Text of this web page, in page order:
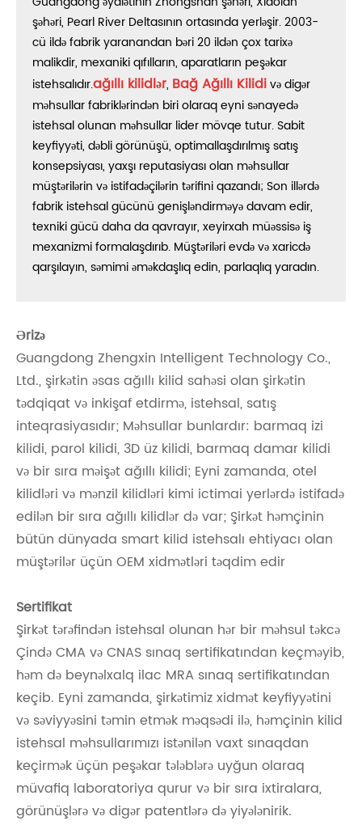
şəhəri, Pearl River Deltasının ortasında yerləşir. 2003-
cü ildə fabrik yaranandan bəri 20 ildən çox tarixə
malikdir, mexaniki qıfılların, aparatların peşəkar
istehsalıdır.ağıllı kilidlər, Bağ Ağıllı Kilidivə digər
məhsullar fabriklərindən biri olaraq eyni sənayedə
istehsal olunan məhsullar lider mövqe tutur. Sabit
keyfiyyəti, dəbli görünüşü, optimallaşdırılmış satış
konsepsiyası, yaxşı reputasiyası olan məhsullar
müştərilərin və istifadəçilərin tərifini qazandı; Son illərdə
fabrik istehsal gücünü genişləndirməyə davam edir,
texniki gücü daha da qavrayır, xeyirxah müəssisə iş
mexanizmi formalaşdırıb. Müştəriləri evdə və xaricdə
qarşılayın, səmimi əməkdaşlıq edin, parlaqlıq yaradın.
Ərizə
Guangdong Zhengxin Intelligent Technology Co.,
Ltd., şirkətin əsas ağıllı kilid sahəsi olan şirkətin
tədqiqat və inkişaf etdirmə, istehsal, satış
inteqrasiyasıdır; Məhsullar bunlardır: barmaq izi
kilidi, parol kilidi, 3D üz kilidi, barmaq damar kilidi
və bir sıra məişət ağıllı kilidi; Eyni zamanda, otel
kilidləri və mənzil kilidləri kimi ictimai yerlərdə istifadə
edilən bir sıra ağıllı kilidlər də var; Şirkət həmçinin
bütün dünyada smart kilid istehsalı ehtiyacı olan
müştərilər üçün OEM xidmətləri təqdim edir
Sertifikat
Şirkət tərəfindən istehsal olunan hər bir məhsul təkcə
Çində CMA və CNAS sınaq sertifikatından keçməyib,
həm də beynəlxalq ilac MRA sınaq sertifikatından
keçib. Eyni zamanda, şirkətimiz xidmət keyfiyyətini
və səviyyəsini təmin etmək məqsədi ilə, həmçinin kilid
istehsal məhsullarımızı istənilən vaxt sınaqdan
keçirmək üçün peşəkar tələblərə uyğun olaraq
müvafiq laboratoriya qurur və bir sıra ixtiralara,
görünüşlərə və digər patentlərə də yiyələnirik.